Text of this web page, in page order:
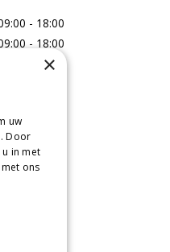
- 18:00
- 18:00
09:00 - 18:00
- 17:00
×
uw
Door
in met
ons